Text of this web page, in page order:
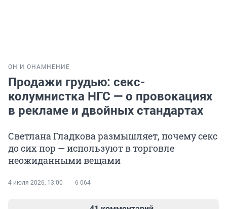
ОН И ОНА МНЕНИЕ
Продажи грудью: секс-
колумнистка НГС — о провокациях
в рекламе и двойных стандартах
Светлана Гладкова размышляет, почему секс
до сих пор — используют в торговле
неожиданными вещами
4 июля 2026, 13:00 6 064